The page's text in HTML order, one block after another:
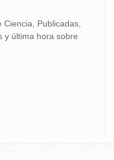
Ciencia, Publicadas,
y última hora sobre